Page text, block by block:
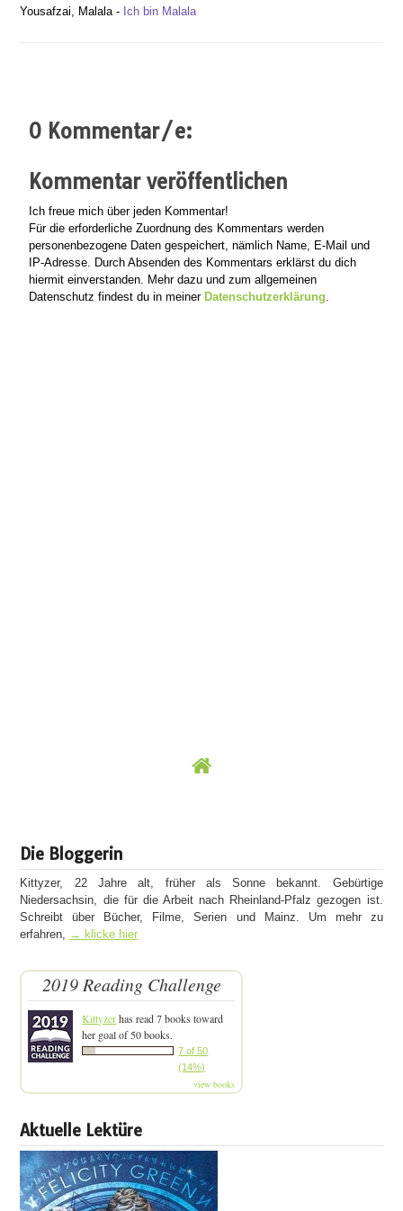
Yousafzai, Malala - Ich bin Malala
0 Kommentar/e:
Kommentar veröffentlichen
Ich freue mich über jeden Kommentar!
Für die erforderliche Zuordnung des Kommentars werden
personenbezogene Daten gespeichert, nämlich Name, E-Mail und
IP-Adresse. Durch Absenden des Kommentars erklärst du dich
hiermit einverstanden. Mehr dazu und zum allgemeinen
Datenschutz findest du in meiner Datenschutzerklärung.
Die Bloggerin
Kittyzer, 22 Jahre alt, früher als Sonne bekannt. Gebürtige
Niedersachsin, die für die Arbeit nach Rheinland-Pfalz gezogen ist.
Schreibt über Bücher, Filme, Serien und Mainz. Um mehr zu
erfahren, → klicke hier
2019 Reading Challenge
Kittyzerhas read 7 books toward
her goal of 50 books.
7 of 50
(14%)
view books
Aktuelle Lektüre